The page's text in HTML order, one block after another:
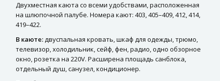
Двухместная каюта со всеми удобствами, расположенная
на шлюпочной палубе. Номера кают: 403, 405–409, 412, 414,
419–422.
В каюте:двуспальная кровать, шкаф для одежды, трюмо,
телевизор, холодильник, сейф, фен, радио, одно обзорное
окно, розетка на 220V. Расширена площадь санблока,
отдельный душ, санузел, кондиционер.